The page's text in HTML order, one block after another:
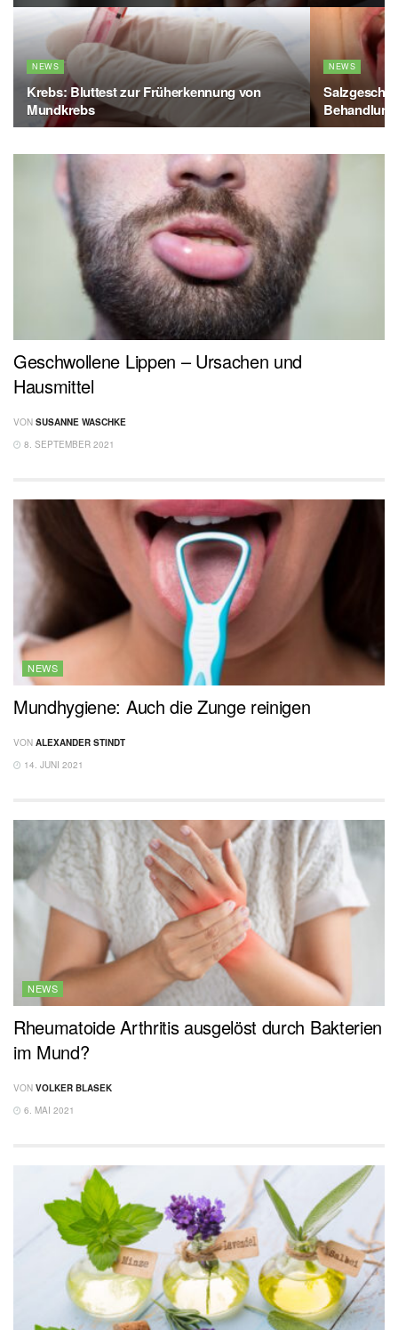
NEWS
Krebs: Bluttest zur Früherkennung von
Mundkrebs
NEWS
Geschwollene Lippen – Ursachen und
Hausmittel
VON SUSANNE WASCHKE
8. SEPTEMBER 2021
NEWS
Mundhygiene: Auch die Zunge reinigen
VON ALEXANDER STINDT
14. JUNI 2021
NEWS
Rheumatoide Arthritis ausgelöst durch Bakterien
im Mund?
VON VOLKER BLASEK
6. MAI 2021